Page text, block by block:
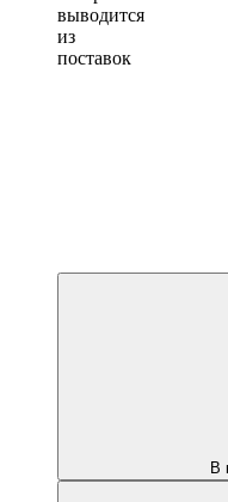
выводится
из
поставок
В